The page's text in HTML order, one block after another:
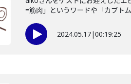
=筋肉」というワードや「カブト
2024.05.17|00:19:25